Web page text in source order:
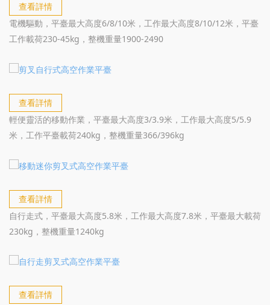
查看詳情
電機驅動，平臺最大高度6/8/10米，工作最大高度8/10/12米，平臺
工作載荷230-45kg，整機重量1900-2490
查看詳情
輕便靈活的移動作業，平臺最大高度3/3.9米，工作最大高度5/5.9
米，工作平臺載荷240kg，整機重量366/396kg
查看詳情
自行走式，平臺最大高度5.8米，工作最大高度7.8米，平臺最大載荷
230kg，整機重量1240kg
查看詳情